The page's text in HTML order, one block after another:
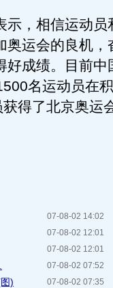
，相信运动员
奥运会的良机，
好成绩。目前中
名运动员在
得了北京奥运
07-08-02 14:02
07-08-02 12:01
07-08-02 12:01
07-08-02 07:52
07-08-02 07:35
)